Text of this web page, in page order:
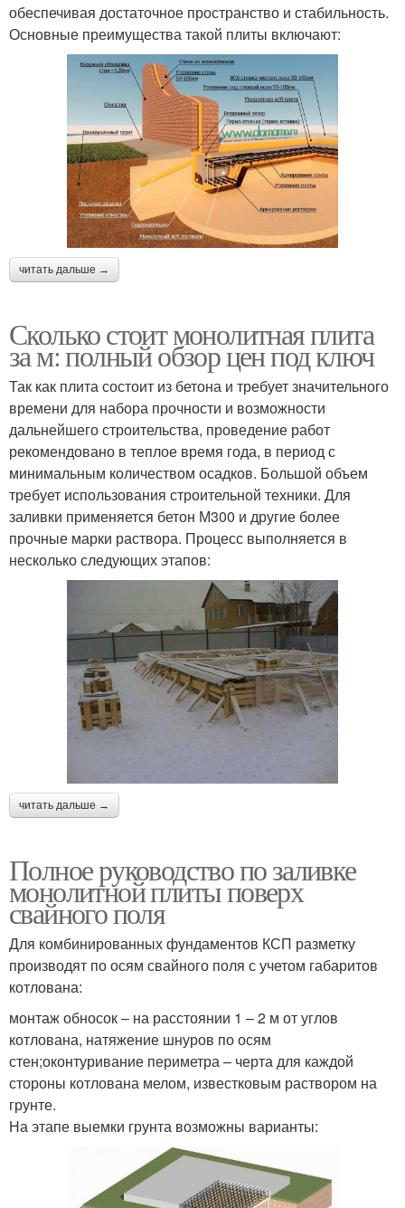
обеспечивая достаточное пространство и стабильность.
Основные преимущества такой плиты включают:
читать дальше →
Сколько стоит монолитная плита
за м: полный обзор цен под ключ
Так как плита состоит из бетона и требует значительного
времени для набора прочности и возможности
дальнейшего строительства, проведение работ
рекомендовано в теплое время года, в период с
минимальным количеством осадков. Большой объем
требует использования строительной техники. Для
заливки применяется бетон М300 и другие более
прочные марки раствора. Процесс выполняется в
несколько следующих этапов:
читать дальше →
Полное руководство по заливке
монолитной плиты поверх
свайного поля
Для комбинированных фундаментов КСП разметку
производят по осям свайного поля с учетом габаритов
котлована:
монтаж обносок – на расстоянии 1 – 2 м от углов
котлована, натяжение шнуров по осям
стен;оконтуривание периметра – черта для каждой
стороны котлована мелом, известковым раствором на
грунте.
На этапе выемки грунта возможны варианты: